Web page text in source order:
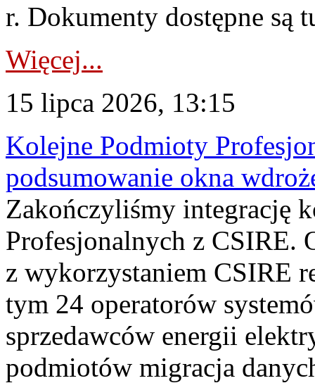
r. Dokumenty dostępne są
Więcej...
15 lipca 2026, 13:15
Kolejne Podmioty
podsumowanie okna
Zakończyliśmy integrację
Profesjonalnych z CSIRE.
z wykorzystaniem CSIRE
tym 24 operatorów
sprzedawców energii
podmiotów migracja